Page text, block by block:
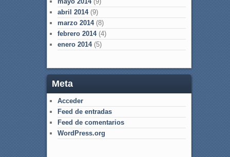
abril 2014(9)
marzo 2014(8)
febrero 2014(4)
enero 2014(5)
Meta
Acceder
Feed de entradas
Feed de comentarios
WordPress.org